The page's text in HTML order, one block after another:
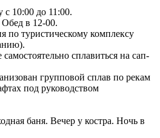
с 10:00 до 11:00.
в 12-00.
по туристическому комплексу
сплавиться на сап-
групповой сплав по рекам
под руководством
баня. Вечер у костра. Ночь в